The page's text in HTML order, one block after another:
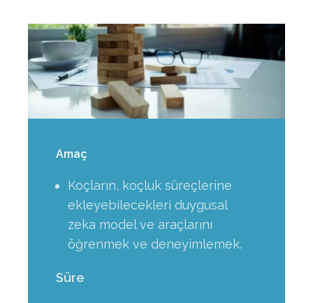
Amaç
Koçların, koçluk süreçlerine
ekleyebilecekleri duygusal
zeka model ve araçlarını
öğrenmek ve deneyimlemek.
Süre